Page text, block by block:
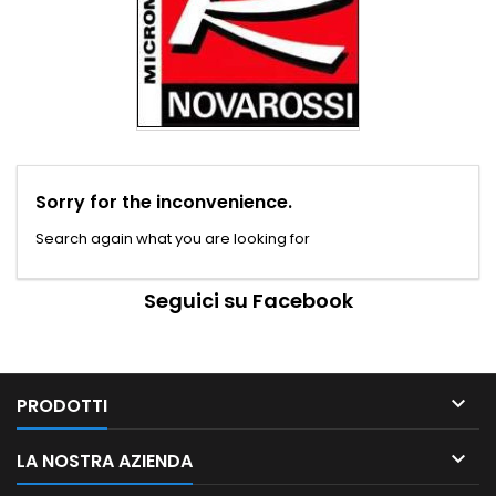
Sorry for the inconvenience.
Search again what you are looking for
Seguici su Facebook
PRODOTTI 
LA NOSTRA AZIENDA 